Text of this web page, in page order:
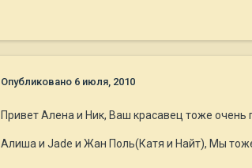
Опубликовано 6 июля, 2010
Привет Алена и Ник, Ваш красавец тоже очень
Алиша и Jade и Жан Поль(Катя и Найт), Мы